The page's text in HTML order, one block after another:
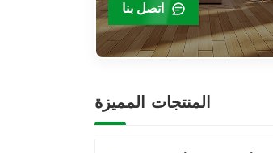
اتصل بنا
المنتجات المميزة